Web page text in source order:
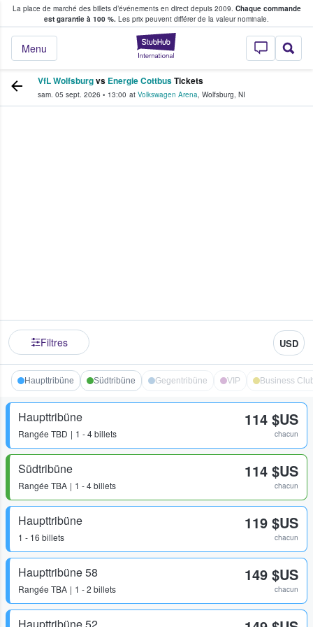
La place de marché des billets d’événements en direct depuis 2009. Chaque commande
est garantie à 100 %. Les prix peuvent différer de la valeur nominale.
StubHub - Où
Menu
fans achètent et vendent des billets
VfL Wolfsburgvs Energie CottbusTickets
sam. 05 sept. 2026 • 13:00 at Volkswagen Arena, Wolfsburg, NI
Filtres USD
Haupttribüne Südtribüne Gegentribüne VIP Business
Haupttribüne
Rangée TBD 1 - 4 billets
114 $US
chacun
Südtribüne
Rangée TBA 1 - 4 billets
114 $US
chacun
Haupttribüne
1 - 16 billets
119 $US
chacun
Haupttribüne 58
Rangée TBA 1 - 2 billets
149 $US
chacun